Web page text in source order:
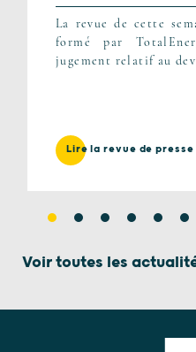
La revue de cette
formé par
jugement relatif au
Lire la revue de presse
Voir toutes les